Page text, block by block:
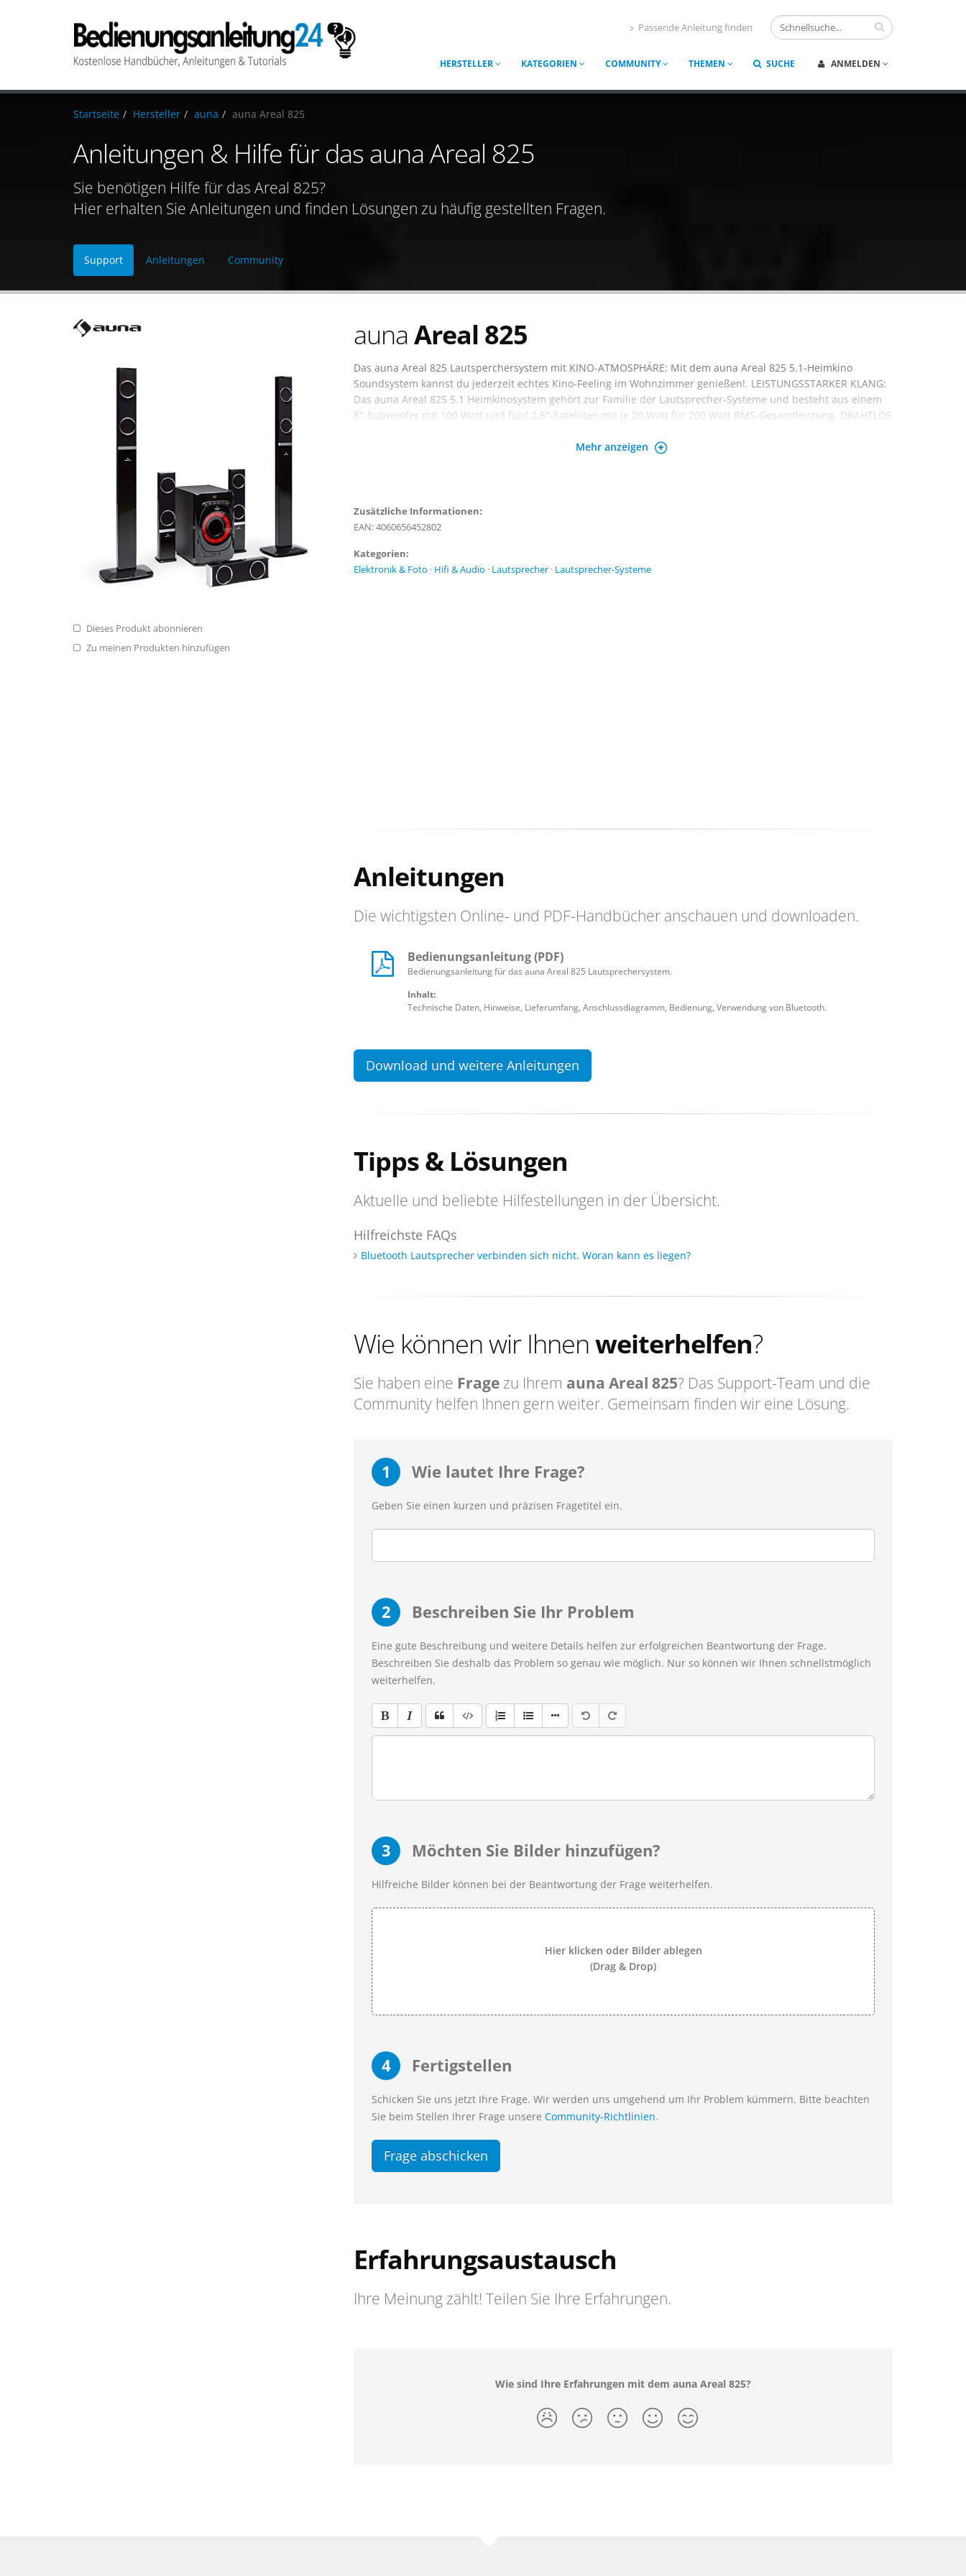
Passende Anleitung finden
HERSTELLER KATEGORIEN COMMUNITY THEMEN SUCHE ANMELDEN
Startseite Hersteller auna auna Areal 825
Anleitungen & Hilfe für das auna Areal 825
Sie benötigen Hilfe für das Areal 825?
Hier erhalten Sie Anleitungen und finden Lösungen zu häufig gestellten Fragen.
Support Anleitungen Community
Dieses Produkt abonnieren
Zu meinen Produkten hinzufügen
aunaAreal 825
Das auna Areal 825 Lautsperchersystem mit KINO-ATMOSPHÄRE: Mit dem auna Areal 825 5.1-Heimkino
Soundsystem kannst du jederzeit echtes Kino-Feeling im Wohnzimmer genießen!. LEISTUNGSSTARKER KLANG:
Das auna Areal 825 5.1 Heimkinosystem gehört zur Familie der Lautsprecher-Systeme und besteht aus einem
8"-Subwoofer mit 100 Watt und fünf 2,5"-Satelliten mit je 20 Watt für 200 Watt RMS-Gesamtleistung. DRAHTLOS
Streaming vom Smartphone oder Tablet. MIKROFONE: Auch zwei kabelgebundene Mikrofone finden mit zwei
Mehr anzeigen
Zusätzliche Informationen:
EAN: 4060656452802
Kategorien:
Elektronik & Foto · Hifi & Audio · Lautsprecher · Lautsprecher-Systeme
Anleitungen
Die wichtigsten Online- und PDF-Handbücher anschauen und downloaden.
Bedienungsanleitung (PDF)
Bedienungsanleitung für das auna Areal 825 Lautsprechersystem.
Inhalt:
Technische Daten, Hinweise, Lieferumfang, Anschlussdiagramm, Bedienung, Verwendung von Bluetooth.
Download und weitere Anleitungen
Tipps & Lösungen
Aktuelle und beliebte Hilfestellungen in der Übersicht.
Hilfreichste FAQs
Bluetooth Lautsprecher verbinden sich nicht. Woran kann es liegen?
Wie können wir Ihnenweiterhelfen?
Sie haben eine Frage zu Ihrem auna Areal 825? Das Support-Team und die
Community helfen Ihnen gern weiter. Gemeinsam finden wir eine Lösung.
1 Wie lautet Ihre Frage?
Geben Sie einen kurzen und präzisen Fragetitel ein.
2 Beschreiben Sie Ihr Problem
Eine gute Beschreibung und weitere Details helfen zur erfolgreichen Beantwortung der Frage.
Beschreiben Sie deshalb das Problem so genau wie möglich. Nur so können wir Ihnen schnellstmöglich
weiterhelfen.
3 Möchten Sie Bilder hinzufügen?
Hilfreiche Bilder können bei der Beantwortung der Frage weiterhelfen.
Hier klicken oder Bilder ablegen
(Drag & Drop)
4 Fertigstellen
Schicken Sie uns jetzt Ihre Frage. Wir werden uns umgehend um Ihr Problem kümmern. Bitte beachten
Sie beim Stellen Ihrer Frage unsere Community-Richtlinien.
Frage abschicken
Erfahrungsaustausch
Ihre Meinung zählt! Teilen Sie Ihre Erfahrungen.
Wie sind Ihre Erfahrungen mit dem auna Areal 825?